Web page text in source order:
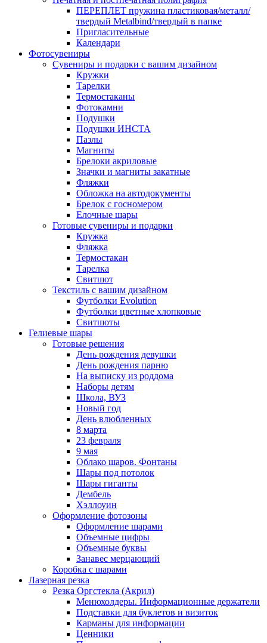
ПЕРЕПЛЕТ пружина пластиковая/металл/
твердый Metalbind/твердый в папке
Пригласительные
Календари
Фотосувениры
Сувениры и подарки с вашим дизайном
Кружки
Тарелки
Термостаканы
Фотокамни
Подушки
Подушки ИНСТА
Пазлы
Магниты
Брелоки акриловые
Значки и магниты закатные
Фляжки
Обложка на автодокументы
Брелок с госномером
Елочные шары
Готовые сувениры и подарки
Кружка
Фляжка
Термостакан
Тарелка
Свитшот
Текстиль с вашим дизайном
Футболки Evolution
Футболки цветные хлопковые
Свитшоты
Гелиевые шары
Готовые решения
День рождения девушки
День рождения парню
На выписку из роддома
Наборы детям
Школа, ВУЗ
Новый год
День влюбленных
8 марта
23 февраля
9 мая
Облако шаров. Фонтаны
Шары под потолок
Шары гиганты
Дембель
Хэллоуин
Оформление фотозоны
Оформление шарами
Объемные цифры
Объемные буквы
Занавес мерцающий
Коробка с шарами
Лазерная резка
Резка Оргстекла (Акрил)
Менюхолдеры. Информационные держатели
Подставки для буклетов и визиток
Карманы для информации
Ценники